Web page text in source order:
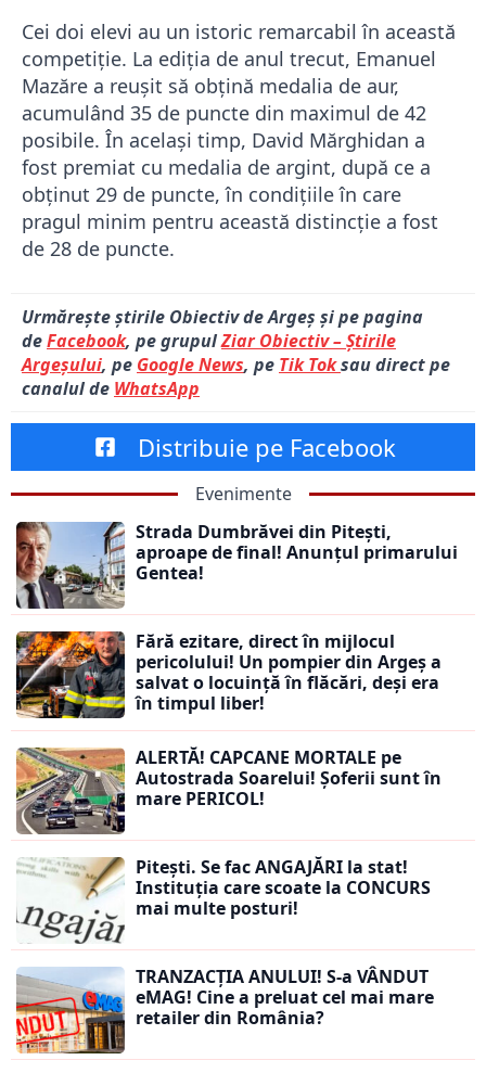
Cei doi elevi au un istoric remarcabil în această
competiție. La ediția de anul trecut, Emanuel
Mazăre a reușit să obțină medalia de aur,
acumulând 35 de puncte din maximul de 42
posibile. În același timp, David Mărghidan a
fost premiat cu medalia de argint, după ce a
obținut 29 de puncte, în condițiile în care
pragul minim pentru această distincție a fost
de 28 de puncte.
Urmărește știrile Obiectiv de Argeș și pe pagina
deFacebook, pe grupulZiar Obiectiv – Știrile
Argeșului, pe Google News, pe Tik Toksau direct pe
canalul de WhatsApp
Distribuie pe Facebook
Evenimente
Strada Dumbrăvei din Pitești,
aproape de final! Anunțul primarului
Gentea!
Fără ezitare, direct în mijlocul
pericolului! Un pompier din Argeș a
salvat o locuință în flăcări, deși era
în timpul liber!
ALERTĂ! CAPCANE MORTALE pe
Autostrada Soarelui! Șoferii sunt în
mare PERICOL!
Pitești. Se fac ANGAJĂRI la stat!
Instituția care scoate la CONCURS
mai multe posturi!
TRANZACȚIA ANULUI! S-a VÂNDUT
eMAG! Cine a preluat cel mai mare
retailer din România?